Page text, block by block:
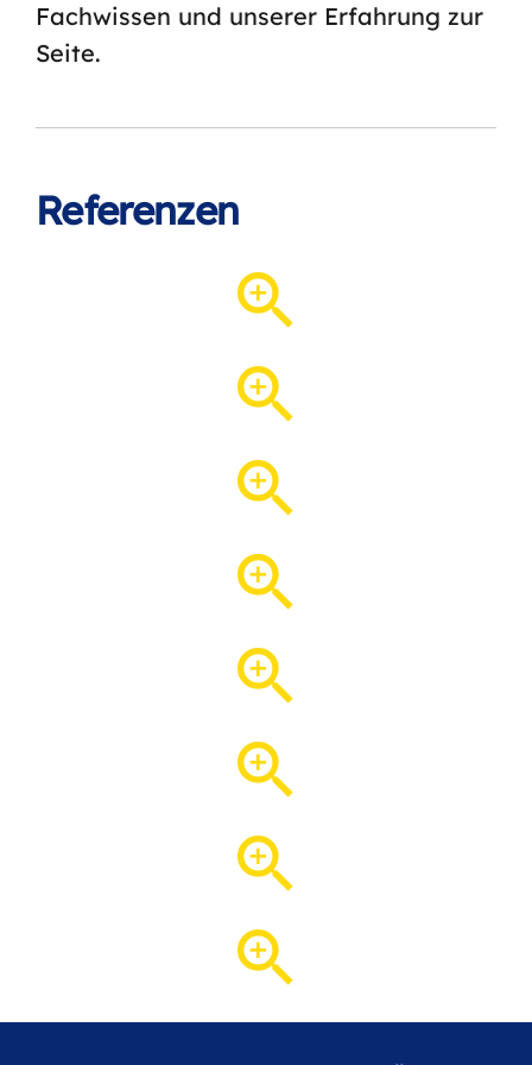
Fachwissen und unserer Erfahrung zur
Seite.
Referenzen